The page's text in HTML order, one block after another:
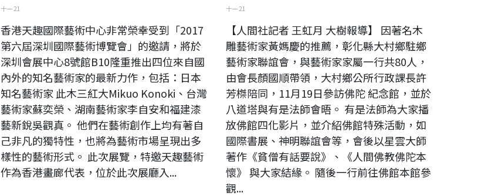
十一 21
香港天趣國際藝術中心非常榮幸受到「2017
第六屆深圳國際藝術博覽會」的邀請，將於
深圳會展中心8號館B10隆重推出四位來自國
內外的知名藝術家的最新力作，包括：日本
知名藝術家 此木三紅大Mikuo Konoki、台灣
藝術家蘇奕榮、湖南藝術家李自安和福建漆
藝新銳吳觀真。 他們在藝術創作上均有著自
己非凡的獨特性，也將為藝術市場呈現出多
樣性的藝術形式。 此次展覽，特邀天趣藝術
作為香港畫廊代表，位於此次展廳入...
十一 21
【人間社記者 王虹月 大樹報導】 因著名木
雕藝術家黃媽慶的推薦，彰化縣大村鄉駐鄉
藝術家聯誼會，與藝術家家屬一行共80人，
由會長顏國順帶領，大村鄉公所行政課長許
芳榤陪同，11月19日參訪佛陀 紀念館，並於
八道塔與有是法師會晤。 有是法師為大家播
放佛館四化影片，並介紹佛館特殊活動，如
國際書展、神明聯誼會等，會後以星雲大師
著作《貧僧有話要說》、《人間佛教佛陀本
懷》 與大家結緣。 隨後一行前往佛館本館參
觀...